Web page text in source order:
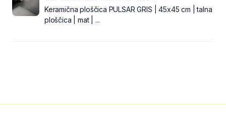
Keramična ploščica PULSAR GRIS | 45x45 cm | talna
ploščica | mat | ...